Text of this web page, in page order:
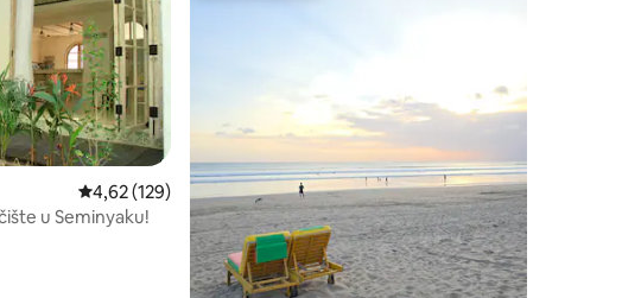
24
Prosječna ocjena: 4,62/5, recenzija: 129
4,62 (129)
u Seminyaku!